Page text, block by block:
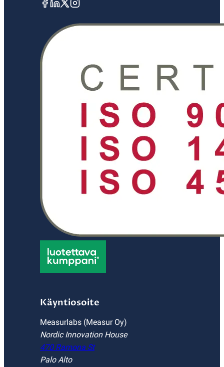
Käyntiosoite
Measurlabs (Measur Oy)
Nordic Innovation House
470 Ramona St
Palo Alto